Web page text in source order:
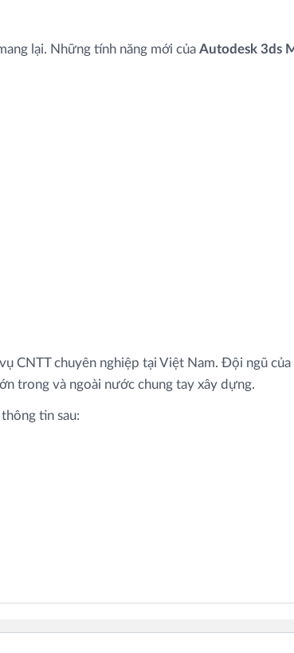
lại. Những tính năng mới của Autodesk 3ds
CNTT chuyên nghiệp tại Việt Nam. Đội ngũ
trong và ngoài nước chung tay xây dựng.
tin sau: